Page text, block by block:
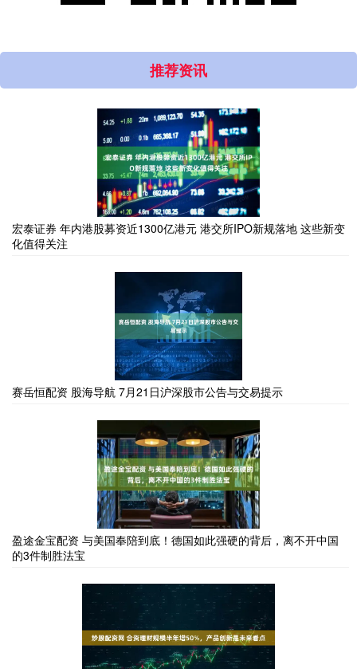
推荐资讯
宏泰证券 年内港股募资近1300亿港元 港交所IPO新规落地 这些新变
化值得关注
赛岳恒配资 股海导航 7月21日沪深股市公告与交易提示
盈途金宝配资 与美国奉陪到底！德国如此强硬的背后，离不开中国
的3件制胜法宝